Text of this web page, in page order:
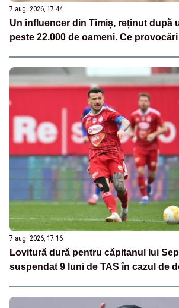
7 aug. 2026, 17:44
Un influencer din Timiș, reținut după
peste 22.000 de oameni. Ce
7 aug. 2026, 17:16
Lovitură dură pentru căpitanul lui
suspendat 9 luni de TAS în cazul de